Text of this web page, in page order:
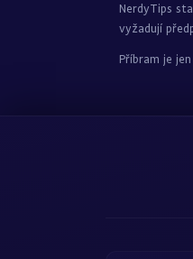
NerdyTips
vyžadují
Příbram je